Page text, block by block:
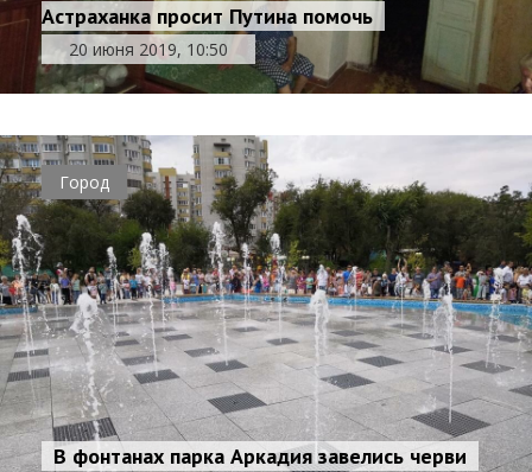
Астраханка просит Путина помочь
20 июня 2019, 10:50
Город
В фонтанах парка Аркадия завелись черви